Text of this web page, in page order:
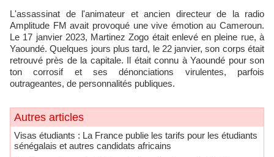
L'assassinat de l'animateur et ancien directeur de la radio
Amplitude FM avait provoqué une vive émotion au Cameroun.
Le 17 janvier 2023, Martinez Zogo était enlevé en pleine rue, à
Yaoundé. Quelques jours plus tard, le 22 janvier, son corps était
retrouvé près de la capitale. Il était connu à Yaoundé pour son
ton corrosif et ses dénonciations virulentes, parfois
outrageantes, de personnalités publiques.
Autres articles
​Visas étudiants : La France publie les tarifs pour les étudiants
sénégalais et autres candidats africains